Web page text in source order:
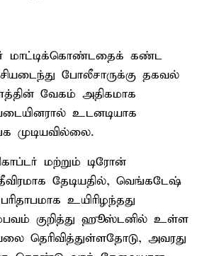
மாட்டிக்கொண்டதைக் கண்ட
போலீசாருக்கு தகவல்
வேகம் அதிகமாக
உடனடியாக
முடியவில்லை.
மற்றும் டிரோன்
தேடியதில், வெங்கடேஷ்
உயிரிழந்தது
குறித்து ஹூஸ்டனில் உள்ள
தெரிவித்துள்ளதோடு, அவரது